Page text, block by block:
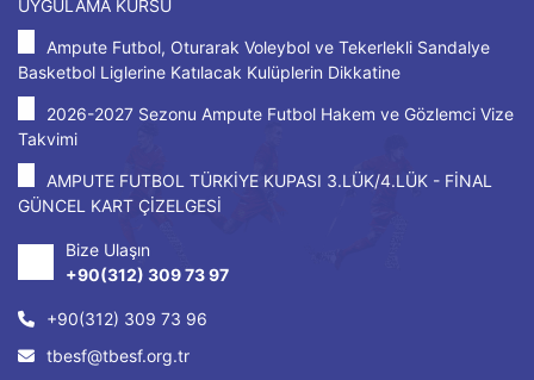
UYGULAMA KURSU
Ampute Futbol, Oturarak Voleybol ve Tekerlekli Sandalye
Basketbol Liglerine Katılacak Kulüplerin Dikkatine
2026-2027 Sezonu Ampute Futbol Hakem ve Gözlemci Vize
Takvimi
AMPUTE FUTBOL TÜRKİYE KUPASI 3.LÜK/4.LÜK - FİNAL
GÜNCEL KART ÇİZELGESİ
Bize Ulaşın
+90(312) 309 73 97
+90(312) 309 73 96
tbesf@tbesf.org.tr